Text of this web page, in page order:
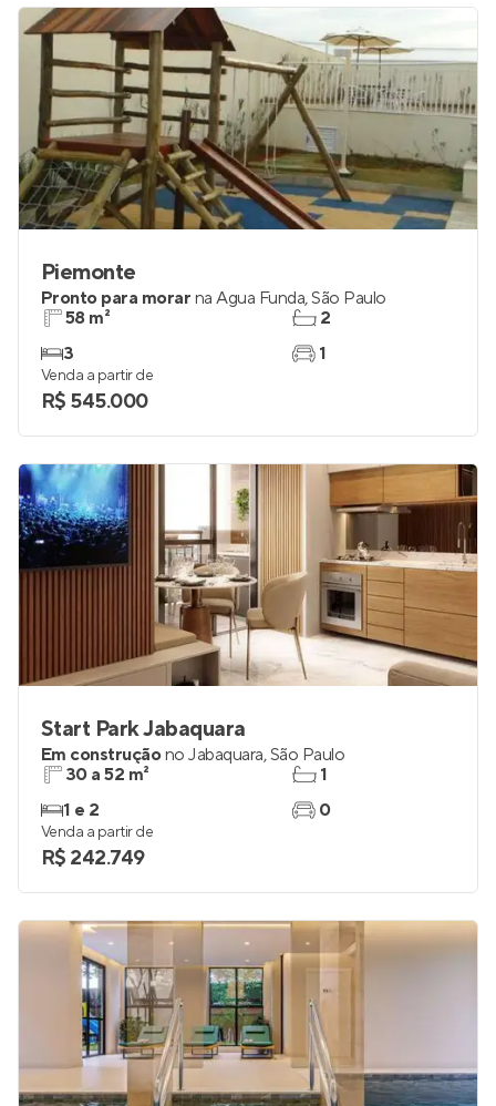
Piemonte
Pronto para morar na Água Funda,São Paulo
58 m²
3
2
1
Venda a partir de
R$ 545.000
Start Park Jabaquara
Em construçãono Jabaquara,São Paulo
30 a 52 m²
1 e 2
1
0
Venda a partir de
R$ 242.749